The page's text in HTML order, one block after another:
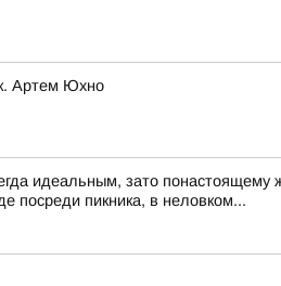
Артем Юхно
идеальным, зато понастоящему
посреди пикника, в неловком...